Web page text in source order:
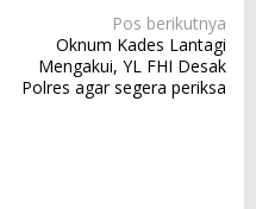
Pos berikutnya
Oknum Kades Lantagi
Mengakui, YL FHI Desak
Polres agar segera periksa